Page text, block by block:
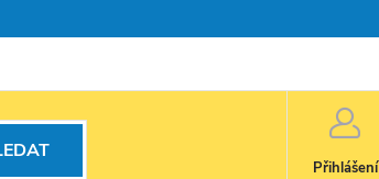
Přihlášení